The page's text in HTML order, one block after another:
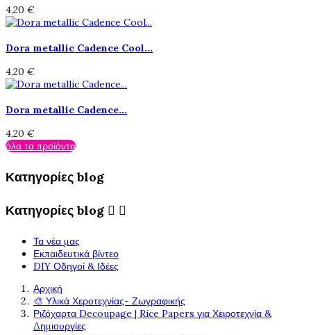
4,20 €
Dora metallic Cadence Cool...
4,20 €
Dora metallic Cadence...
4,20 €
όλα τα προϊόντα
Κατηγορίες blog
Κατηγορίες blog  
Τα νέα μας
Εκπαιδευτικά βίντεο
DIY Οδηγοί & Ιδέες
Αρχική
🎨 Υλικά Χεροτεχνίας- Ζωγραφικής
Ριζόχαρτα Decoupage | Rice Papers για Χειροτεχνία &
Δημιουργίες